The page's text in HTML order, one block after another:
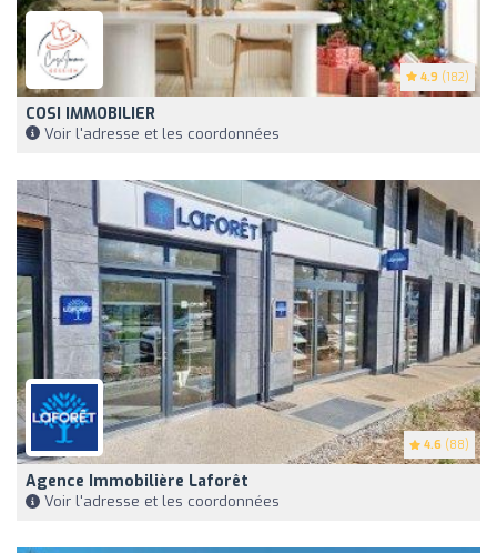
4.9 (182)
COSI IMMOBILIER
Voir l'adresse et les coordonnées
4.6 (88)
Agence Immobilière Laforêt
Voir l'adresse et les coordonnées